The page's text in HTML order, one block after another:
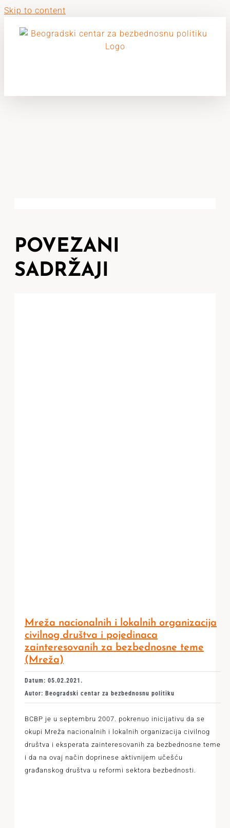
Skip to content
POVEZANI
SADRŽAJI
Mreža nacionalnih i lokalnih organizacija
civilnog društva i pojedinaca
zainteresovanih za bezbednosne teme
(Mreža)
Datum: 05.02.2021.
Autor: Beogradski centar za bezbednosnu politiku
BCBP je u septembru 2007. pokrenuo inicijativu da se
okupi Mreža nacionalnih i lokalnih organizacija civilnog
društva i eksperata zainteresovanih za bezbednosne teme
i da na ovaj način doprinese aktivnijem učešću
građanskog društva u reformi sektora bezbednosti.